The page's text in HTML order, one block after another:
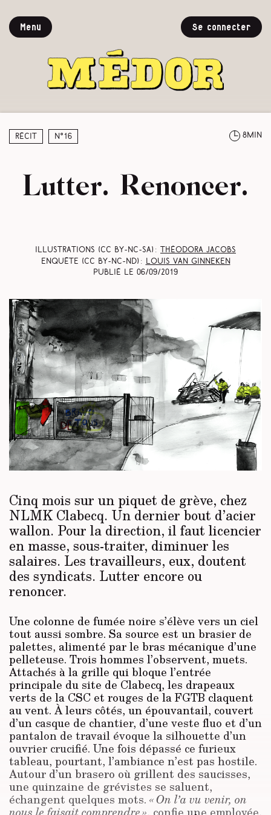
Menu Se connecter
Récit N°16 8min
Lutter. Renoncer.
Illustrations (CC BY-NC-SA) :
Théodora Jacobs
Enquête (CC BY-NC-ND) :
Louis Van Ginneken
Publié le 06/09/2019
Cinq mois sur un piquet de grève, chez
NLMK Clabecq. Un dernier bout d’acier
wallon. Pour la direction, il faut licencier
en masse, sous-traiter, diminuer les
salaires. Les travailleurs, eux, doutent
des syndicats. Lutter encore ou
renoncer.
Une colonne de fumée noire s’élève vers un ciel
tout aussi sombre. Sa source est un brasier de
palettes, alimenté par le bras mécanique d’une
pelleteuse. Trois hommes l’observent, muets.
Attachés à la grille qui bloque l’entrée
principale du site de Clabecq, les drapeaux
verts de la CSC et rouges de la FGTB claquent
au vent. À leurs côtés, un épouvantail, couvert
d’un casque de chantier, d’une veste fluo et d’un
pantalon de travail évoque la silhouette d’un
ouvrier crucifié. Une fois dépassé ce furieux
tableau, pourtant, l’ambiance n’est pas hostile.
Autour d’un brasero où grillent des saucisses,
une quinzaine de grévistes se saluent,
échangent quelques mots. « On l’a vu venir, on